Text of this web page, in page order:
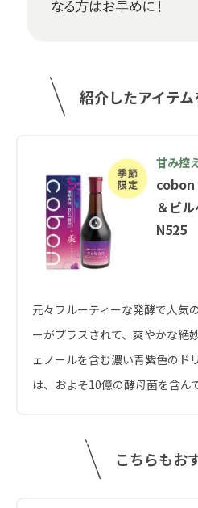
紹介したアイテム
cobon
＆ビ
N525
甘み控
元々フルーティーな発酵で人気
ーがプラスされて、爽やかな絶
ェノールを含む濃い青紫色のド
は、およそ10億の酵母菌を含ん
こちらもお